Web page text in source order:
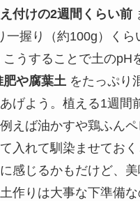
付けの2週間くらい前
一握り（約100g）くら
うすることで土のpH
肥や腐葉土をたっぷり
げよう。植える1週間
えば油かすや鶏ふん
入れて馴染ませてお
感じるかもだけど、
作りは大事な下準備